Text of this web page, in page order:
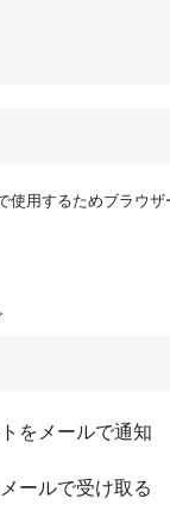
使用するためブラウ
をメールで通知
ールで受け取る